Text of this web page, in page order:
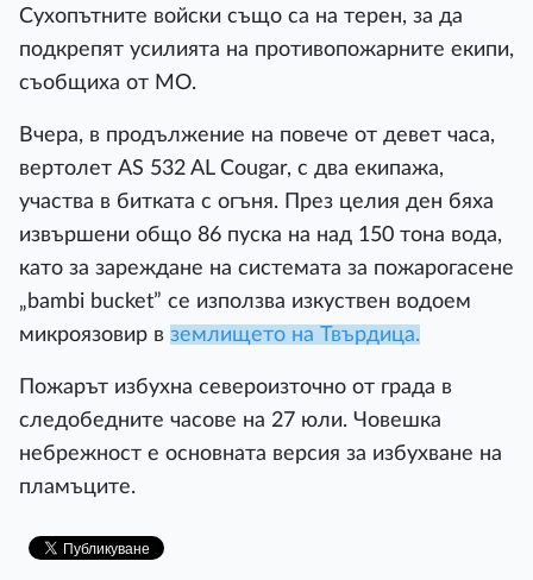
Сухопътните войски също са на терен, за да
подкрепят усилията на противопожарните екипи,
съобщиха от МО.
Вчера, в продължение на повече от девет часа,
вертолет AS 532 AL Cougar, с два екипажа,
участва в битката с огъня. През целия ден бяха
извършени общо 86 пуска на над 150 тона вода,
като за зареждане на системата за пожарогасене
„bambi bucket” се използва изкуствен водоем
микроязовир в землището на Твърдица.
Пожарът избухна североизточно от града в
следобедните часове на 27 юли. Човешка
небрежност е основната версия за избухване на
пламъците.